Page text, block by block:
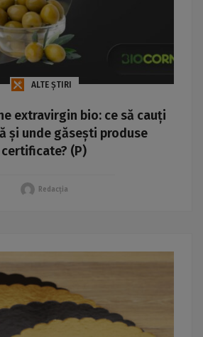
ALTE ȘTIRI
extravirgin bio: ce să cauți
și unde găsești produse
certificate? (P)
Redacția